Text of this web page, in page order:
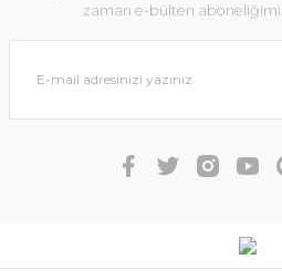
zaman e-bülten